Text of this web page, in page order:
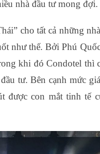
nhà đầu tư mong đợi.
cho tất cả những
như thế. Bởi Phú
khi đó Condotel thì
tư. Bên cạnh mức
được con mắt tinh tế